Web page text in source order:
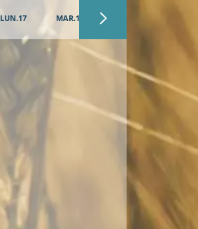
LUN.17 MAR.18